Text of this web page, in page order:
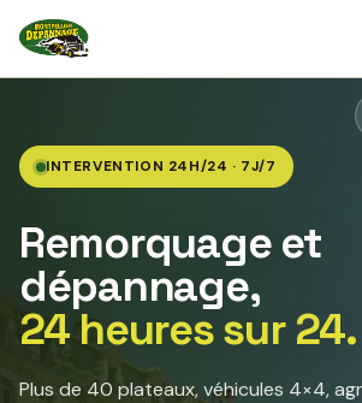
INTERVENTION 24H/24 · 7J/7
Remorquage et
dépannage,
24 heures sur 24.
Plus de 40 plateaux, véhicules 4×4,